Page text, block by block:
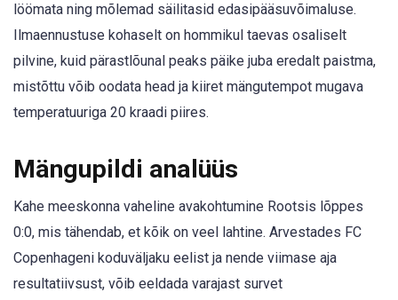
löömata ning mõlemad säilitasid edasipääsuvõimaluse.
Ilmaennustuse kohaselt on hommikul taevas osaliselt
pilvine, kuid pärastlõunal peaks päike juba eredalt paistma,
mistõttu võib oodata head ja kiiret mängutempot mugava
temperatuuriga 20 kraadi piires.
Mängupildi analüüs
Kahe meeskonna vaheline avakohtumine Rootsis lõppes
0:0, mis tähendab, et kõik on veel lahtine. Arvestades FC
Copenhageni koduväljaku eelist ja nende viimase aja
resultatiivsust, võib eeldada varajast survet